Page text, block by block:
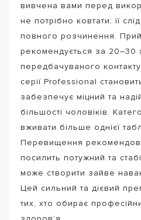
вивчена вами перед
не потрібно ковтати; її
повного розчинення.
рекомендується за 20–30
передбачуваного
серії Professional
забезпечує міцний та
більшості чоловіків.
вживати більше однієї
Перевищення
посилить потужний та
може створити зайве
Цей сильний та дієвий
тих, хто обирає